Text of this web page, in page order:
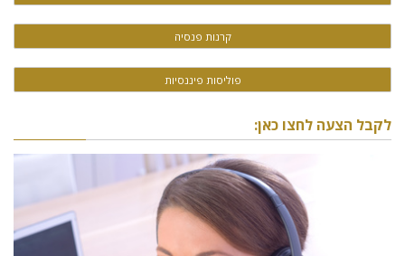
קרנות פנסיה
פוליסות פיננסיות
לקבל הצעה לחצו כאן: